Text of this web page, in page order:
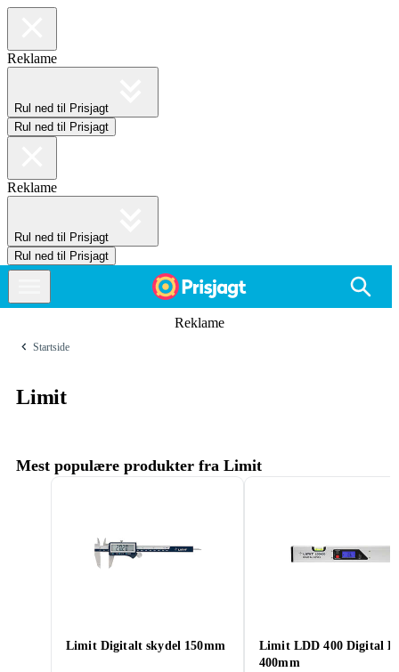
Reklame
Rul ned til Prisjagt
Rul ned til Prisjagt
Reklame
Rul ned til Prisjagt
Rul ned til Prisjagt
Reklame
Startside
Limit
Mest populære produkter fra Limit
Limit Digitalt skydel 150mm
Limit LDD 400 Digital
400mm